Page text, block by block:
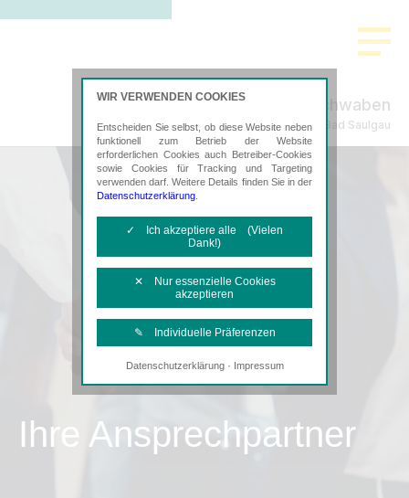
Oberschwaben
Steuerberatung in Bad Saulgau
Ihre Ansprechpartner
WIR VERWENDEN COOKIES
Entscheiden Sie selbst, ob diese Website neben
funktionell zum Betrieb der Website
erforderlichen Cookies auch Betreiber-Cookies
sowie Cookies für Tracking und Targeting
verwenden darf. Weitere Details finden Sie in der
Datenschutzerklärung
✓ Ich akzeptiere alle (Vielen
Dank!)
✕ Nur essenzielle Cookies
akzeptieren
✎ Individuelle Präferenzen
Notwendige Cookies
Diese Cookies sind erforderlich, um die
Tracking- und Targeting-Cookies
Datenschutzerklärung· Impressum